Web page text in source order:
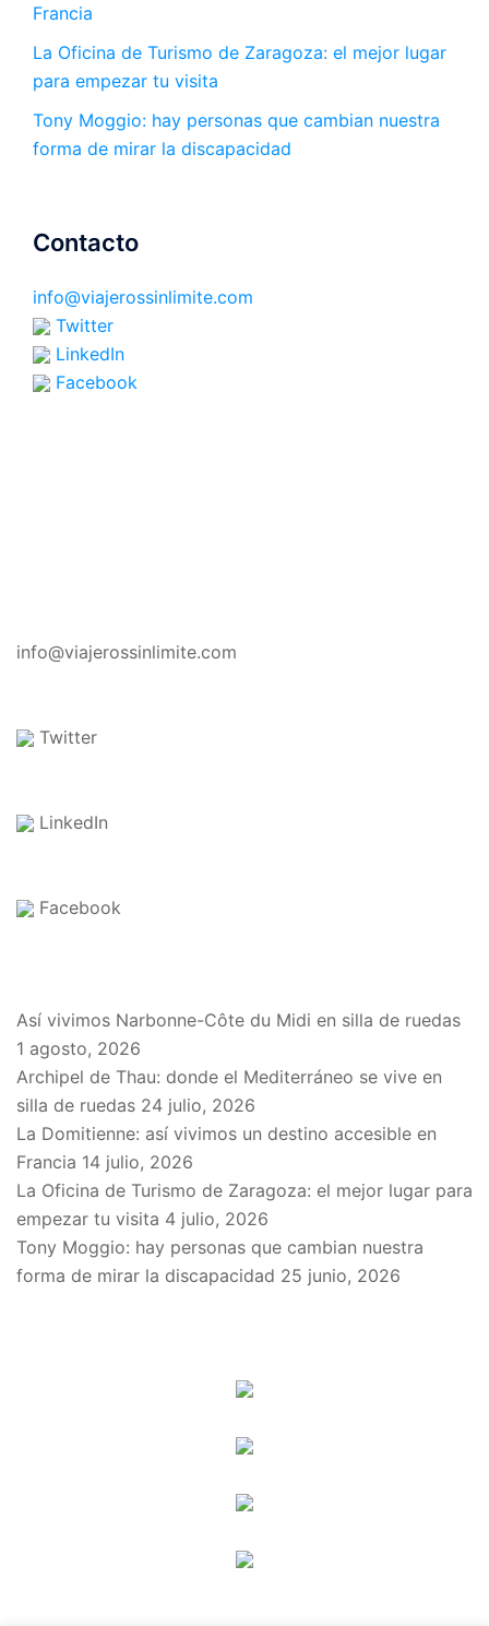
Francia
La Oficina de Turismo de Zaragoza: el mejor lugar
para empezar tu visita
Tony Moggio: hay personas que cambian nuestra
forma de mirar la discapacidad
Contacto
info@viajerossinlimite.com
Twitter
LinkedIn
Facebook
info@viajerossinlimite.com
Twitter
LinkedIn
Facebook
Así vivimos Narbonne-Côte du Midi en silla de ruedas
1 agosto, 2026
Archipel de Thau: donde el Mediterráneo se vive en
silla de ruedas 24 julio, 2026
La Domitienne: así vivimos un destino accesible en
Francia 14 julio, 2026
La Oficina de Turismo de Zaragoza: el mejor lugar para
empezar tu visita 4 julio, 2026
Tony Moggio: hay personas que cambian nuestra
forma de mirar la discapacidad 25 junio, 2026